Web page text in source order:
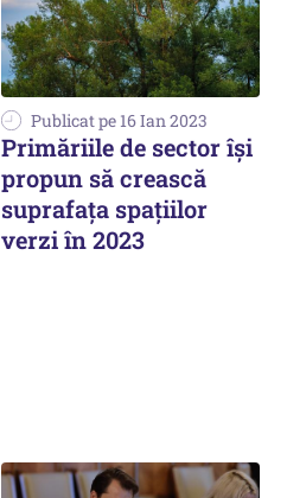
Publicat pe 16 Ian 2023
Primăriile de sector îşi
propun să crească
suprafaţa spaţiilor
verzi în 2023